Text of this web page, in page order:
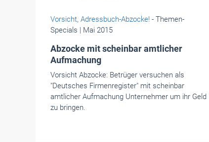
Vorsicht, Adressbuch-Abzocke! - Themen-
Specials | Mai 2015
Abzocke mit scheinbar amtlicher
Aufmachung
Vorsicht Abzocke: Betrüger versuchen als
"Deutsches Firmenregister" mit scheinbar
amtlicher Aufmachung Unternehmer um ihr Geld
zu bringen.